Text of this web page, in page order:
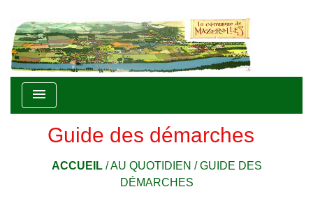
menu
Guide des démarches
ACCUEIL/AU QUOTIDIEN /GUIDE DES
DÉMARCHES